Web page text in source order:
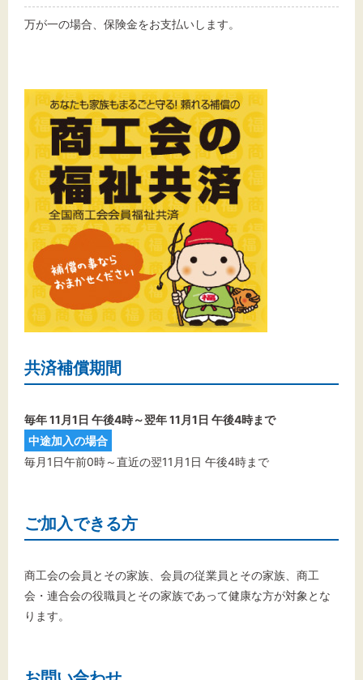
万が一の場合、保険金をお支払いします。
共済補償期間
毎年 11月1日 午後4時～翌年 11月1日 午後4時まで
中途加入の場合
毎月1日午前0時～直近の翌11月1日 午後4時まで
ご加入できる方
商工会の会員とその家族、会員の従業員とその家族、商工
会・連合会の役職員とその家族であって健康な方が対象とな
ります。